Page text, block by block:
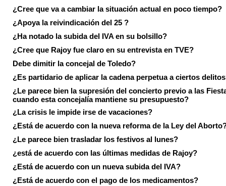
¿Cree que va a cambiar la situación actual en poco tiempo?
¿Apoya la reivindicación del 25 ?
¿Ha notado la subida del IVA en su bolsillo?
¿Cree que Rajoy fue claro en su entrevista en TVE?
Debe dimitir la concejal de Toledo?
¿Es partidario de aplicar la cadena perpetua a ciertos
¿Le parece bien la supresión del concierto previo a las
cuando esta concejalía mantiene su presupuesto?
¿La crisis le impide irse de vacaciones?
¿Está de acuerdo con la nueva reforma de la Ley del
¿Le parece bien trasladar los festivos al lunes?
¿está de acuerdo con las últimas medidas de Rajoy?
¿Está de acuerdo con un nueva subida del IVA?
¿Está de acuerdo con el pago de los medicamentos?